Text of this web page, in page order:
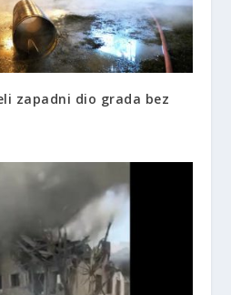
zapadni dio grada bez